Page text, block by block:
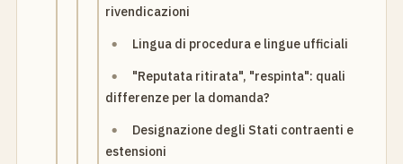
rivendicazioni
Lingua di procedura e lingue ufficiali
"Reputata ritirata", "respinta": quali
differenze per la domanda?
Designazione degli Stati contraenti e
estensioni